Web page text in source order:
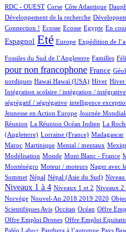
RDC - OUEST
2/986 Corse
18/986 Côte Atlantique
1/986
2/986
1/986
Développement de la recherche
1/986
2/986
17/986
Connection !
2/986 Ecosse
2/986 Ecosse
1/986 Egypte
14/986 En
1/986
26/986
14/986
270/986
Espagnol
749/986 Eté
12/986 Europe
179/986 Expédition de
282/986
6/986
Fossiles du Sud de l’Angleterre Familles
pour non francophone
306/986 France
44/986
1/986
1/986
1/986
1/986
3/986
nordiques
2/986 Hawaï
2/986 Hawaï (USA)
154/986 Hiver
24/986 Hiver
12/986
2/986
1/986
Intégration scolaire / intégration /
ségrégatif / ségrégative
1/986 intelligence
13/986
12/986
11/986
85/986
5/986
2/986
Jeunesse en Action Europe
5/986 Journée
102/986
6/986
Réunion
4/986 La Réunion Océan Indien
1/986 La
2/986
2/986
3/986
68/986
(Angleterre)
2/986 Lorraine (France)
6/986 Madagascar
6/986
2/986
1/986
9/986
Maroc
9/986Martinique
2/986 Mental / mentaux
1/986
1/986
37/986
42/986
1/986
Modélisation
3/986 Monde
1/986 Mont Blanc - France
8/986
17/986
17/986
Monténégro
2/986 Moteur / moteurs
1/986 Nager avec
2/986
Sommet
20/986Népal
20/986 Népal (Asie du Sud)
14/986 Niveau
12/986
10/986
115/986
117/986
435/986
Niveaux 1 à 4
13/986 Niveaux 1 et 2
59/986 Niveaux 2
15/986
183/986
3/986
3/986
Norvège
13/986 Nouvel-An 2018 2019 2020
1/986
Scientifiques Avis
10/986 Occitan
186/986 Océan
1/986 Offre
1/986
1/986
Offre Emploi Drones
1/986 Offre Emploi
1/986
115/986
110/986
Paléo Labo+
114/986 Panthera à l’automne
4/986 Pays
47/986
1/986